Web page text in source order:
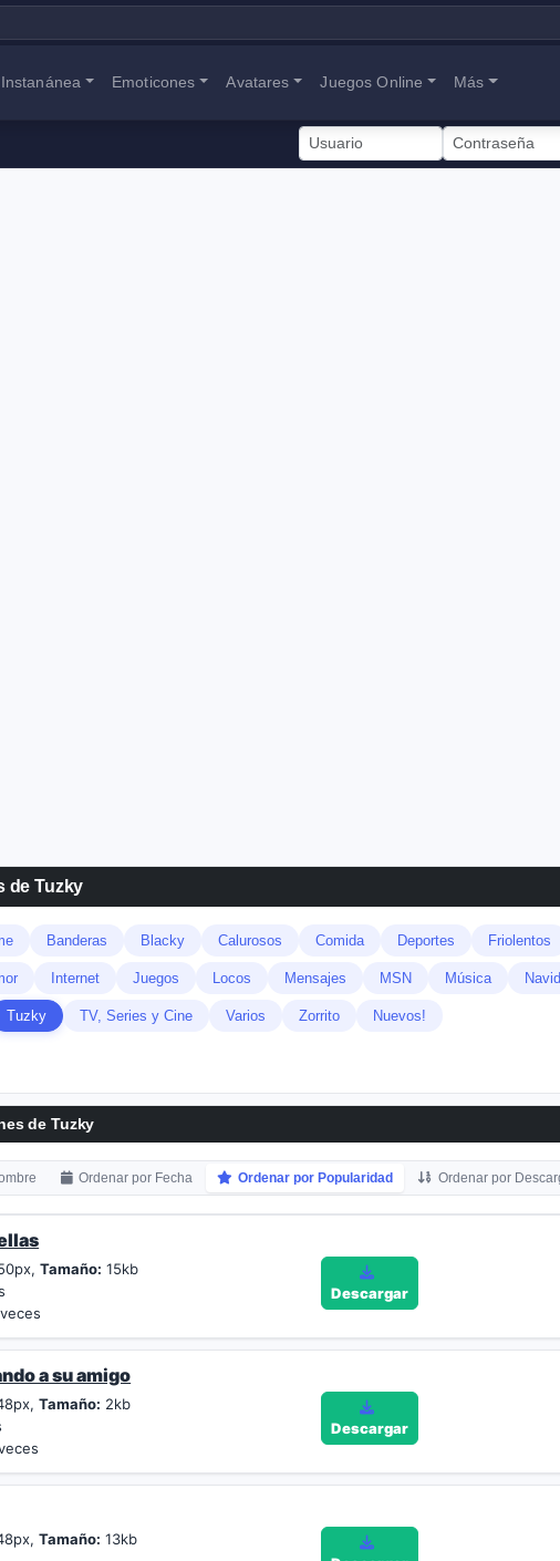
Emoticones Avatares Juegos Online Más
de Tuzky
Banderas Blacky Calurosos Comida Deportes Friolentos
Internet Juegos Locos Mensajes MSN Música
Tuzky TV, Series y Cine Varios Zorrito Nuevos!
de Tuzky
Ordenar por Fecha Ordenar por Popularidad Ordenar por
Tamaño: 15kb
Descargar
a su amigo
Tamaño: 2kb
Descargar
Tamaño: 13kb